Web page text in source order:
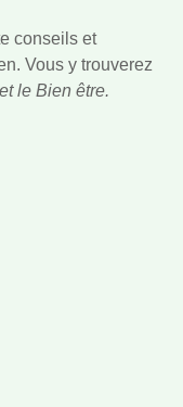
conseils et
Vous y trouverez
le Bien être.